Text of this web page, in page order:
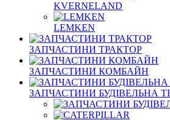
KVERNELAND
LEMKEN
ЗАПЧАСТИНИ ТРАКТОР
ЗАПЧАСТИНИ КОМБАЙН
ЗАПЧАСТИНИ БУДІВЕЛЬНА